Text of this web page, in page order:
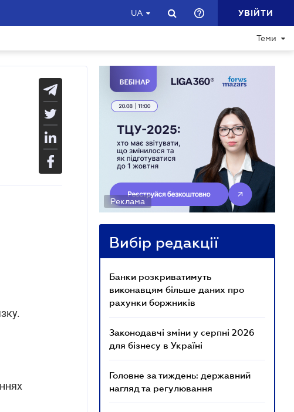
UA УВІЙТИ
Теми
Реклама
Вибір редакції
Банки розкриватимуть
виконавцям більше даних про
рахунки боржників
Законодавчі зміни у серпні 2026
для бізнесу в Україні
Головне за тиждень: державний
нагляд та регулювання